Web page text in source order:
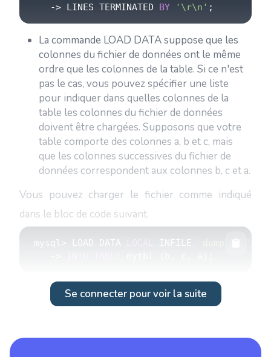
-> LINES TERMINATED BY '\r\n'
La commande LOAD DATA suppose que les
colonnes du fichier de données ont le même
ordre que les colonnes de la table. Si ce n'est
pas le cas, vous pouvez spécifier une liste
pour indiquer dans quelles colonnes de la
table les colonnes du fichier de données
doivent être chargées. Supposons que votre
table comporte des colonnes a, b et c, mais
que les colonnes successives du fichier de
données correspondent aux colonnes b, c et a.
Vous pouvez charger le fichier comme indiqué
dans le bloc de code suivant.
mysql > LOAD DATA INFILE
Se connecter pour voir la suite